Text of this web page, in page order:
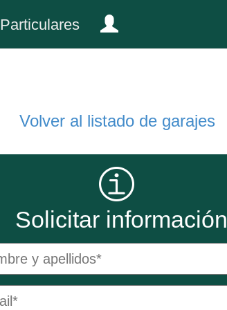
Particulares
Volver al listado de garajes
Solicitar información